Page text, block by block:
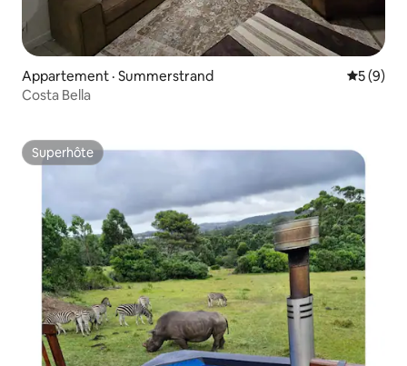
Appartement · Summerstrand Note
5 (9)
Costa Bella
Superhôte
Superhôte